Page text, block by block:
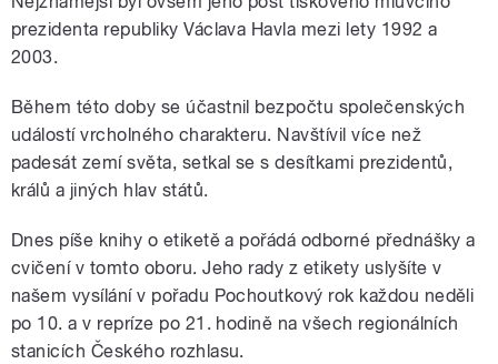
prezidenta republiky Václava Havla mezi lety 1992 a
2003.
Během této doby se účastnil bezpočtu společenských
událostí vrcholného charakteru. Navštívil více než
padesát zemí světa, setkal se s desítkami prezidentů,
králů a jiných hlav států.
Dnes píše knihy o etiketě a pořádá odborné přednášky a
cvičení v tomto oboru. Jeho rady z etikety uslyšíte v
našem vysílání v pořadu Pochoutkový rok každou neděli
po 10. a v repríze po 21. hodině na všech regionálních
stanicích Českého rozhlasu.